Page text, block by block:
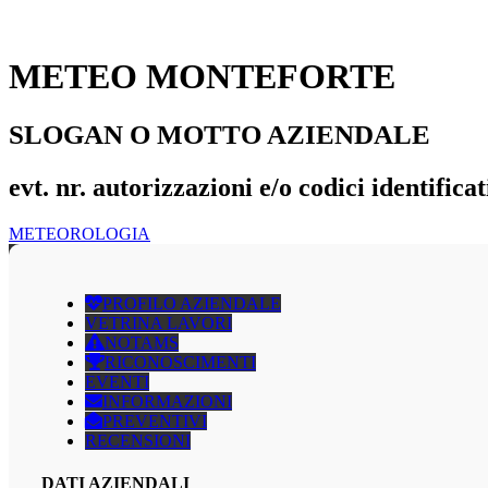
METEO MONTEFORTE
SLOGAN O MOTTO AZIENDALE
evt. nr. autorizzazioni e/o codici
METEOROLOGIA
PROFILO AZIENDALE
VETRINA LAVORI
NOTAMS
RICONOSCIMENTI
EVENTI
INFORMAZIONI
PREVENTIVI
RECENSIONI
DATI AZIENDALI